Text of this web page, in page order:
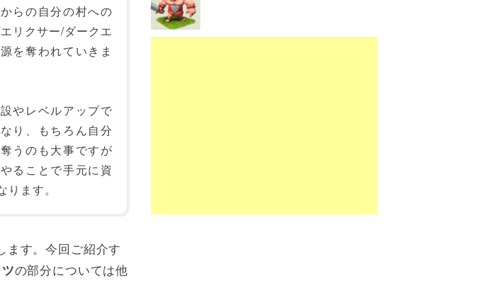
らの自分の村への
リクサー/ダークエ
を奪われていきま
やレベルアップで
り、もちろん自分
うのも大事ですが
ることで手元に資
ます。
ます。今回ご紹介す
の部分については他